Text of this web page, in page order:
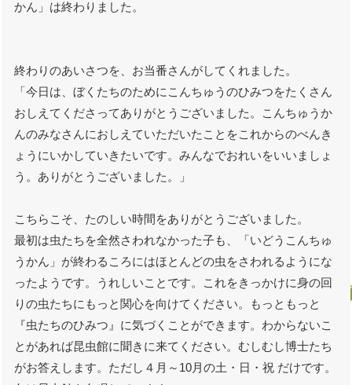
かん」は終わりました。
終わりのあいさつを、お当番さんがしてくれました。
「今日は、ぼくたちのためにこんちゅうのひみつをたくさん
おしえてくださってありがとうございました。こんちゅうか
んのみなさんにおしえていただいたことをこれからのべんき
ょうにいかしていきたいです。みんなでおれいをいいましょ
う。ありがとうございました。」
こちらこそ、たのしい時間をありがとうございました。
最初は虫たちを全然さわれなかった子も、「いどうこんちゅ
うかん」が終わるころにはほとんどの虫をさわれるようにな
ったようです。うれしいことです。これをきっかけに身の回
りの虫たちにもっと関心を向けてください。もっともっと
『虫たちのひみつ』に気づくことができます。わからないこ
とがあれば昆虫館に聞きに来てください。むしむし博士たち
がお答えします。ただし４月～10月の土・日・祝 だけです。